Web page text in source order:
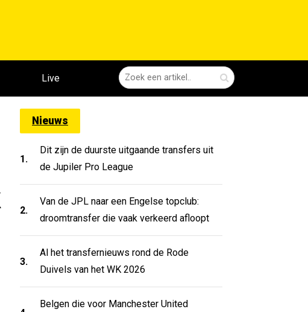
Live
Nieuws
1.
Dit zijn de duurste uitgaande transfers uit
de Jupiler Pro League
2.
Van de JPL naar een Engelse topclub:
droomtransfer die vaak verkeerd afloopt
3.
Al het transfernieuws rond de Rode
Duivels van het WK 2026
Belgen die voor Manchester United